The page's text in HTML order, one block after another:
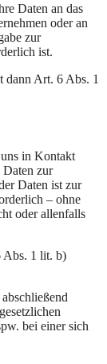
Daten an das
oder an
zur
ist.
dann Art. 6 Abs. 1
in Kontakt
Daten zur
Daten ist zur
– ohne
oder allenfalls
Abs. 1 lit. b)
bei einer sich